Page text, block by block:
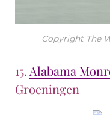
Copyright The
15. Alabama
Groeningen